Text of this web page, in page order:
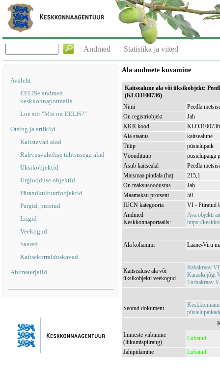
Andmed Statistika ja viited
Avaleht
EELISe andmed
keskkonnaportaalis
Loe siit "Mis on EELIS?"
Otsing ja artiklid
Kaitstavad alad
Rahvusvahelise tähtsusega alad
Üksikobjektid
Ürglooduse objektid
Pärandkultuuriobjektid
Pargid, puistud
Liigid
Veekogud
Saared
Kaitsekorralduskavad
Abimaterjalid
Ala andmete kuvamine
Kaitsealune ala või üksikobjekt:
(KLO3100736)
Nimi
Peedla
On registriobjekt
Jah
KKR kood
KLO3100736
Ala staatus
kaitsealune
Tüüp
püsielupaik
Vöönditüüp
püsielupaiga
Asub kaitsealal
Peedla
Maismaa pindala (ha)
215,1
On maksusoodustus
Jah
Maamaksu protsent
50
IUCN kategooria
VI - Piiratud
Andmed
Keskkonnaportaalis:
Ava objekti
https://
Ala kohanimi Lääne-Viru
Kaitsealuse ala või
üksikobjekti veekogud
Rabakraav
Karaski jõgi
Turbakraav
Seotud dokument
Inimeste viibimine
(liikumispiirang)
Lubatud
Jahipidamine
Lubatud